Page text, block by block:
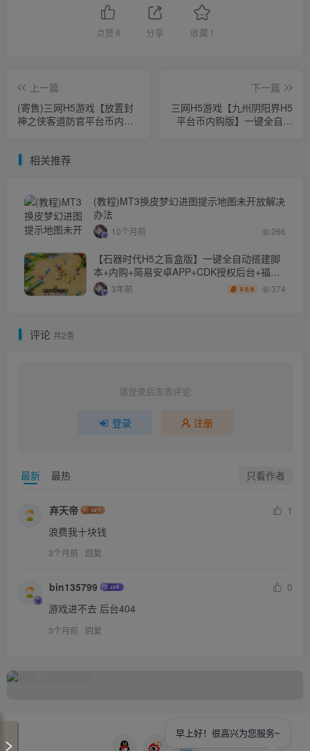
点赞 8 分享 收藏 1
上一篇
(寄售)三网H5游戏【放置封
神之侠客道防官平台币内购
浮窗+管理后台+代理后台
下一篇
三网H5游戏【九州阴阳界H5
平台币内购版】一键全自动
相关推荐
(教程)MT3换皮梦幻进图提示地图未开放解决
办法
10个月前 266
【石器时代H5之盲盒版】一键全自动搭建脚
本+内购+简易安卓APP+CDK授权后台+福利
后台3年前 ￥6.6 374
评论 共2条
请登录后发表评论
登录 注册
最新 最热 只看作者
弃天帝
1
浪费我十块钱
3个月前 回复
bin135799
0
游戏进不去 后台404
3个月前 回复
早上好！很高兴为您服务~